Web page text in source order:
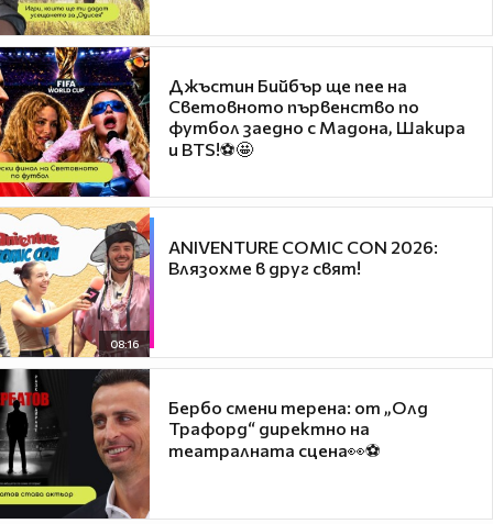
Джъстин Бийбър ще пее на
Световното първенство по
футбол заедно с Мадона, Шакира
и BTS!⚽🤩
08:16
ANIVENTURE COMIC CON 2026:
Влязохме в друг свят!
Бербо смени терена: от „Олд
Трафорд“ директно на
театралната сцена👀⚽